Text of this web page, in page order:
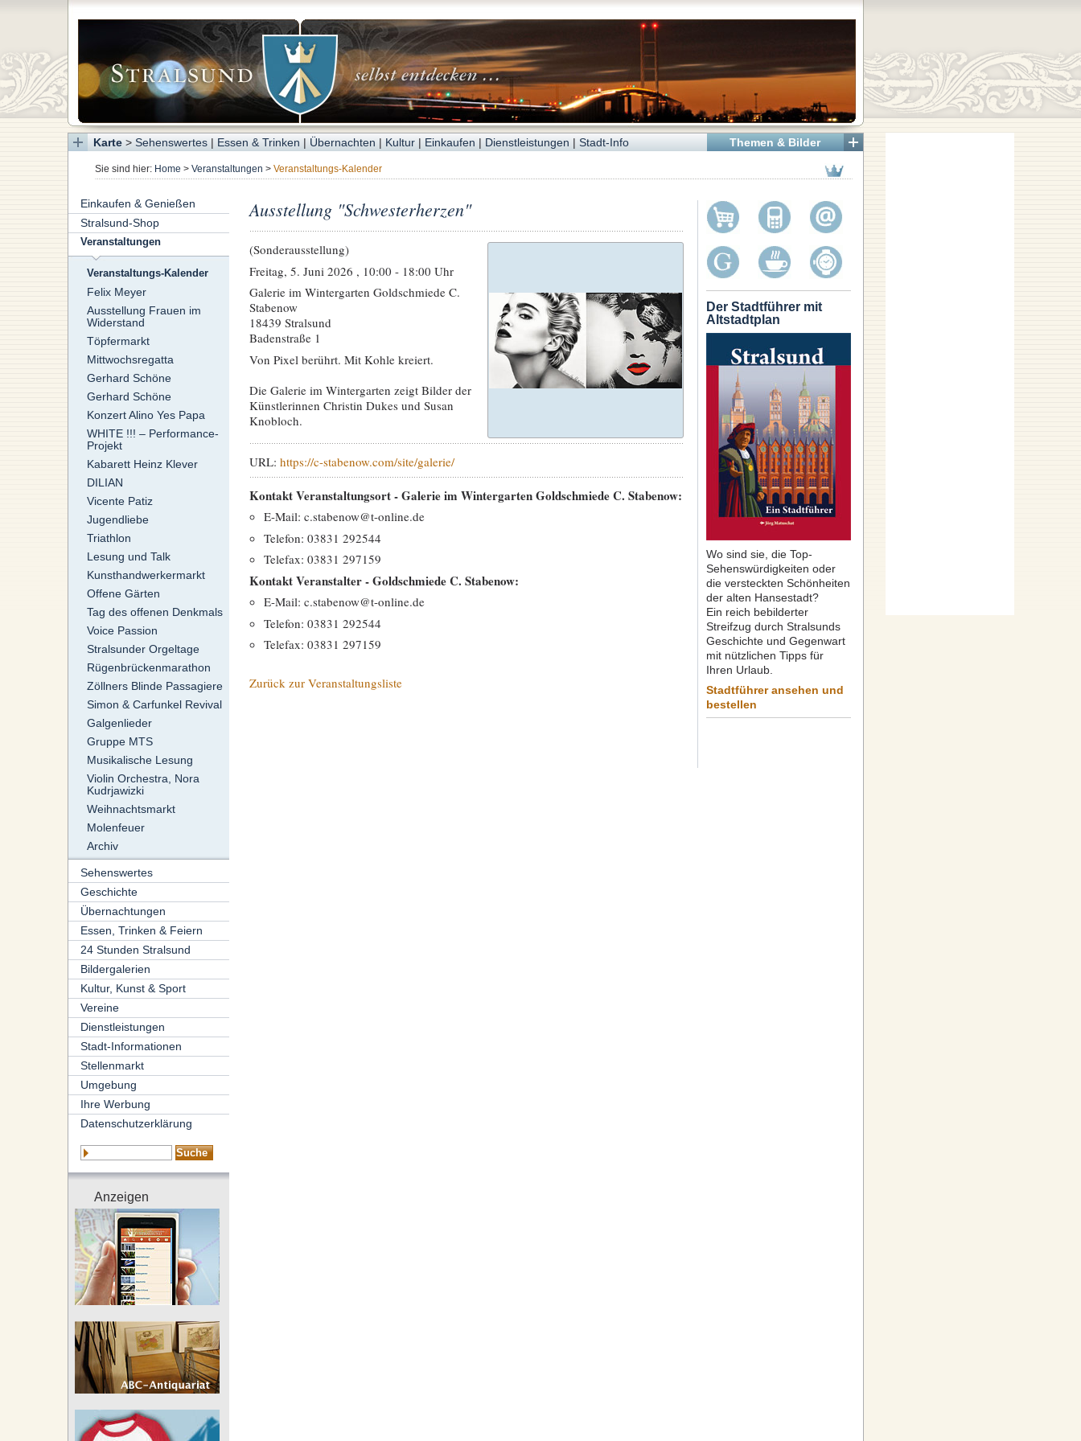
Themen & Bilder
Karte> Sehenswertes| Essen & Trinken | Übernachten | Kultur| Einkaufen | Dienstleistungen | Stadt-Info
Sie sind hier: Home > Veranstaltungen > Veranstaltungs-Kalender
Der Stadtführer mit
Altstadtplan
Wo sind sie, die Top-
Sehenswürdigkeiten oder
die versteckten Schönheiten
der alten Hansestadt?
Ein reich bebilderter
Streifzug durch Stralsunds
Geschichte und Gegenwart
mit nützlichen Tipps für
Ihren Urlaub.
Stadtführer ansehen und
bestellen
Einkaufen & Genießen
Stralsund-Shop
Veranstaltungen
Veranstaltungs-Kalender
Felix Meyer
Ausstellung Frauen im
Widerstand
Töpfermarkt
Mittwochsregatta
Gerhard Schöne
Gerhard Schöne
Konzert Alino Yes Papa
WHITE !!! – Performance-
Projekt
Kabarett Heinz Klever
DILIAN
Vicente Patiz
Jugendliebe
Triathlon
Lesung und Talk
Kunsthandwerkermarkt
Offene Gärten
Tag des offenen Denkmals
Voice Passion
Stralsunder Orgeltage
Rügenbrückenmarathon
Zöllners Blinde Passagiere
Simon & Carfunkel Revival
Galgenlieder
Gruppe MTS
Musikalische Lesung
Violin Orchestra, Nora
Kudrjawizki
Weihnachtsmarkt
Molenfeuer
Archiv
Sehenswertes
Geschichte
Übernachtungen
Essen, Trinken & Feiern
24 Stunden Stralsund
Bildergalerien
Kultur, Kunst & Sport
Vereine
Dienstleistungen
Stadt-Informationen
Stellenmarkt
Umgebung
Ihre Werbung
Datenschutzerklärung
Anzeigen
Ausstellung "Schwesterherzen"
(Sonderausstellung)
Freitag, 5. Juni 2026 , 10:00 - 18:00 Uhr
Galerie im Wintergarten Goldschmiede C.
Stabenow
18439 Stralsund
Badenstraße 1
Von Pixel berührt. Mit Kohle kreiert.
Die Galerie im Wintergarten zeigt Bilder der
Künstlerinnen Christin Dukes und Susan
Knobloch.
URL: https://c-stabenow.com/site/galerie/
Kontakt Veranstaltungsort - Galerie im Wintergarten Goldschmiede C. Stabenow:
E-Mail: c.stabenow@t-online.de
Telefon: 03831 292544
Telefax: 03831 297159
Kontakt Veranstalter - Goldschmiede C. Stabenow:
E-Mail: c.stabenow@t-online.de
Telefon: 03831 292544
Telefax: 03831 297159
Zurück zur Veranstaltungsliste